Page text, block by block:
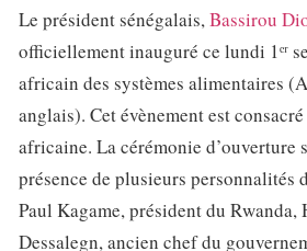
Le président sénégalais,Bassirou
officiellement inauguré ce lundi 1ᵉʳ
africain des systèmes alimentaires
anglais). Cet évènement est
africaine. La cérémonie d’ouverture
présence de plusieurs personnalités
Paul Kagame, président du
Dessalegn, ancien chef du